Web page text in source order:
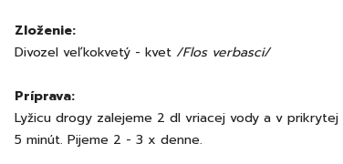
Zloženie:
Divozel veľkokvetý - kvet /Flos verbasci/
Príprava:
Lyžicu drogy zalejeme 2 dl vriacej vody a v
5 minút. Pijeme 2 - 3 x denne.